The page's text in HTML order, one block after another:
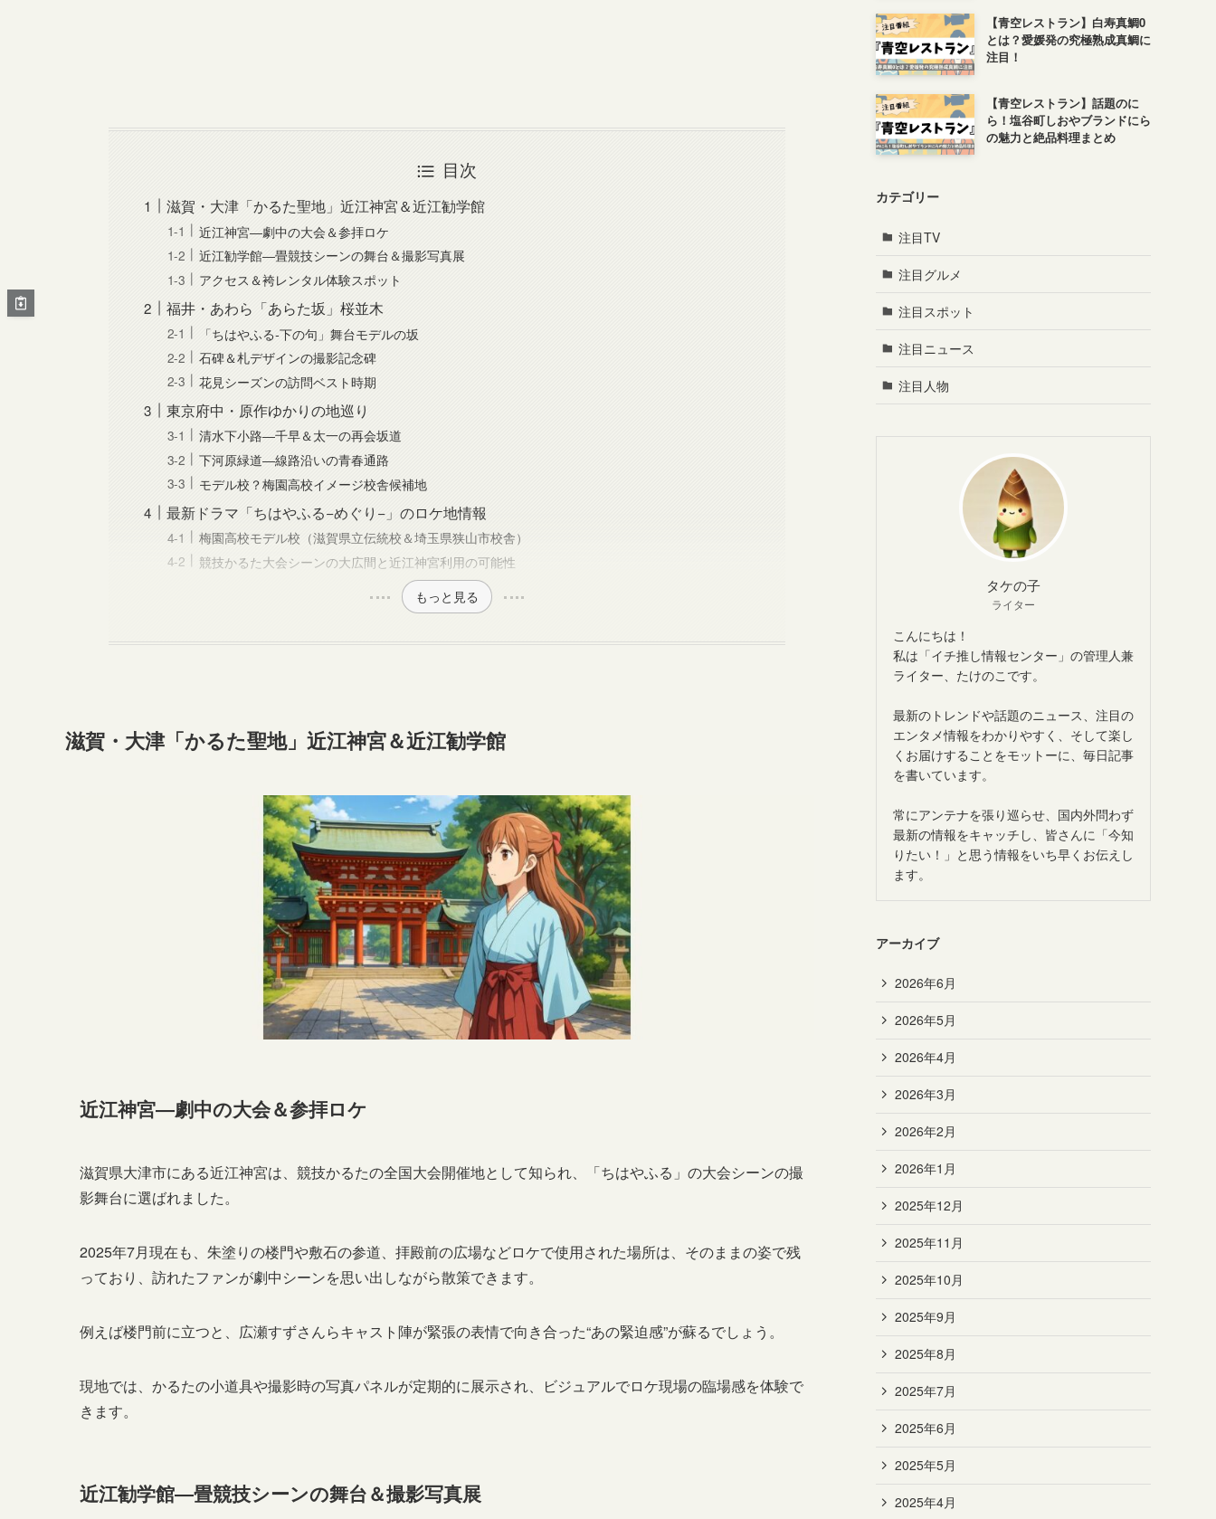
目次
滋賀・大津「かるた聖地」近江神宮＆近江勧学館
近江神宮―劇中の大会＆参拝ロケ
近江勧学館―畳競技シーンの舞台＆撮影写真展
アクセス＆袴レンタル体験スポット
福井・あわら「あらた坂」桜並木
「ちはやふる‑下の句」舞台モデルの坂
石碑＆札デザインの撮影記念碑
花見シーズンの訪問ベスト時期
東京府中・原作ゆかりの地巡り
清水下小路―千早＆太一の再会坂道
下河原緑道―線路沿いの青春通路
モデル校？梅園高校イメージ校舎候補地
最新ドラマ「ちはやふる−めぐり−」のロケ地情報
梅園高校モデル校（滋賀県立伝統校＆埼玉県狭山市校舎）
競技かるた大会シーンの大広間と近江神宮利用の可能性
もっと見る
滋賀・大津「かるた聖地」近江神宮＆近江勧学館
近江神宮―劇中の大会＆参拝ロケ
滋賀県大津市にある近江神宮は、競技かるたの全国大会開催地として知られ、「ちはやふる」の大会シーンの撮
影舞台に選ばれました。
2025年7月現在も、朱塗りの楼門や敷石の参道、拝殿前の広場などロケで使用された場所は、そのままの姿で残
っており、訪れたファンが劇中シーンを思い出しながら散策できます。
例えば楼門前に立つと、広瀬すずさんらキャスト陣が緊張の表情で向き合った“あの緊迫感”が蘇るでしょう。
現地では、かるたの小道具や撮影時の写真パネルが定期的に展示され、ビジュアルでロケ現場の臨場感を体験で
きます。
近江勧学館―畳競技シーンの舞台＆撮影写真展
【青空レストラン】白寿真鯛0
とは？愛媛発の究極熟成真鯛に
注目！
【青空レストラン】話題のに
ら！塩谷町しおやブランドにら
の魅力と絶品料理まとめ
カテゴリー
注目TV
注目グルメ
注目スポット
注目ニュース
注目人物
タケの子
ライター
こんにちは！
私は「イチ推し情報センター」の管理人兼
ライター、たけのこです。
最新のトレンドや話題のニュース、注目の
エンタメ情報をわかりやすく、そして楽し
くお届けすることをモットーに、毎日記事
を書いています。
常にアンテナを張り巡らせ、国内外問わず
最新の情報をキャッチし、皆さんに「今知
りたい！」と思う情報をいち早くお伝えし
ます。
アーカイブ
2026年6月
2026年5月
2026年4月
2026年3月
2026年2月
2026年1月
2025年12月
2025年11月
2025年10月
2025年9月
2025年8月
2025年7月
2025年6月
2025年5月
2025年4月